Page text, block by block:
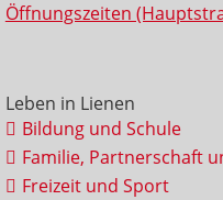
Öffnungszeiten
Leben in Lienen
Bildung und Schule
Familie, Partnerschaft
Freizeit und Sport